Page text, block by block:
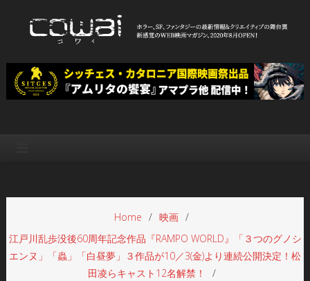
WEB映画マガジン「cowai コ
ワイ」
Home
映画
江戸川乱歩没後60周年記念作品『RAMPO WORLD』「３つのグノシ
エンヌ」「蟲」「白昼夢」３作品が10／3(金)より連続公開決定！松
田凌らキャスト12名解禁！